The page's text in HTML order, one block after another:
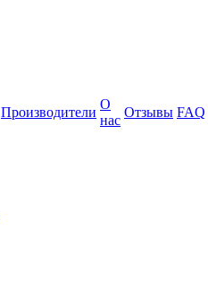
Производители
О
нас
Отзывы FAQ